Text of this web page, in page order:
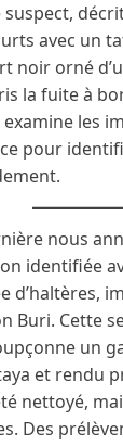
suspect,
avec un
noir orné
la fuite à
les
pour
nous
identifiée
d’haltères,
Buri. Cette
un
et rendu
nettoyé,
Des